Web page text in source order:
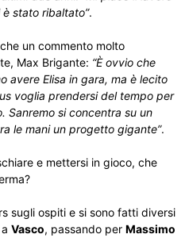
stato ribaltato”.
un commento molto
Max Brigante: “È ovvio che
avere Elisa in gara, ma è lecito
voglia prendersi del tempo per
Sanremo si concentra su un
le mani un progetto gigante”.
e mettersi in gioco, che
sugli ospiti e si sono fatti diversi
a Vasco, passando per Massimo